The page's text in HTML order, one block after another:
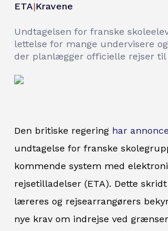
ETA|Kravene
Undtagelsen for franske
lettelse for mange undervisere
der planlægger officielle rejser til
Den britiske regering har
undtagelse for franske
kommende system med
rejsetilladelser (ETA). Dette
læreres og rejsearrangørers
nye krav om indrejse ved